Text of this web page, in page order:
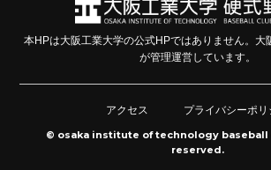
本HPは大阪工業大学の公式HPではありません。大
が管理運営しています。
アクセス
プライバシーポリ
© osaka institute of technology
reserved.